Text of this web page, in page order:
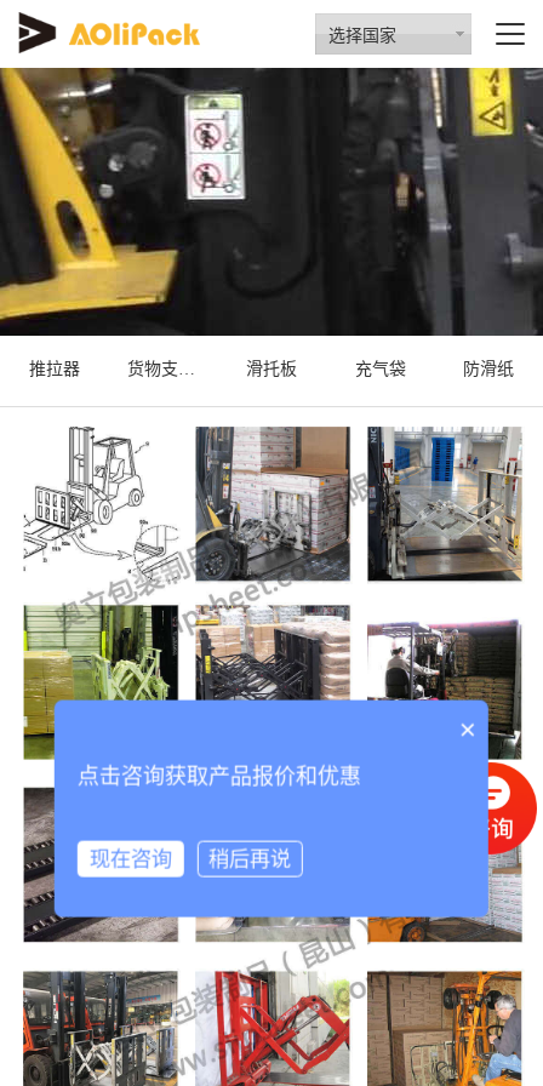
选择国家
推拉器 货物支撑器 滑托板 充气袋 防滑纸
×
点击咨询获取产品报价和优惠
现在咨询 稍后再说